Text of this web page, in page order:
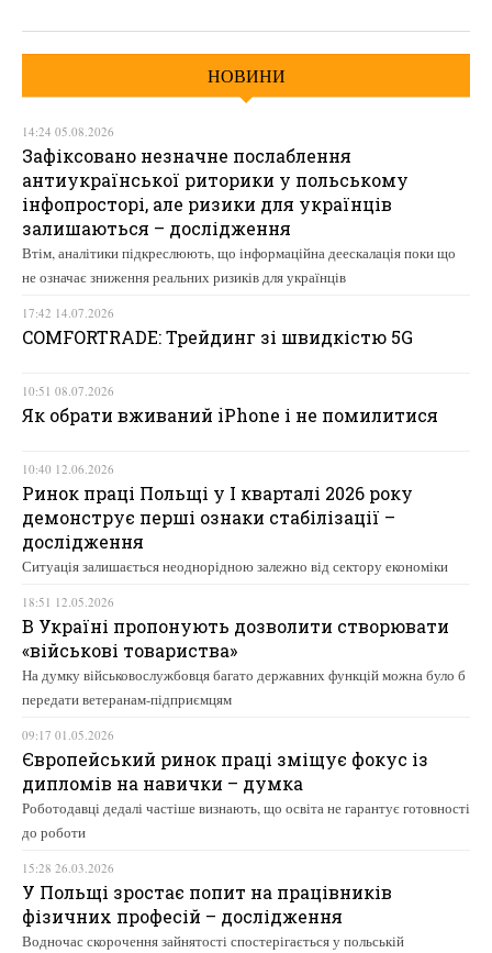
НОВИНИ
14:24 05.08.2026
Зафіксовано незначне послаблення
антиукраїнської риторики у польському
інфопросторі, але ризики для українців
залишаються – дослідження
Втім, аналітики підкреслюють, що інформаційна деескалація поки що
не означає зниження реальних ризиків для українців
17:42 14.07.2026
COMFORTRADE: Трейдинг зі швидкістю 5G
10:51 08.07.2026
Як обрати вживаний iPhone і не помилитися
10:40 12.06.2026
Ринок праці Польщі у І кварталі 2026 року
демонструє перші ознаки стабілізації –
дослідження
Ситуація залишається неоднорідною залежно від сектору економіки
18:51 12.05.2026
В Україні пропонують дозволити створювати
«військові товариства»
На думку військовослужбовця багато державних функцій можна було б
передати ветеранам-підприємцям
09:17 01.05.2026
Європейський ринок праці зміщує фокус із
дипломів на навички – думка
Роботодавці дедалі частіше визнають, що освіта не гарантує готовності
до роботи
15:28 26.03.2026
У Польщі зростає попит на працівників
фізичних професій – дослідження
Водночас скорочення зайнятості спостерігається у польській